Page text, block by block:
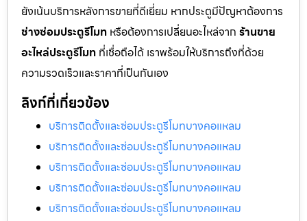
ยังเน้นบริการหลังการขายที่ดีเยี่ยม หากประตูมีปัญหาต้องการ
ช่างซ่อมประตูรีโมท หรือต้องการเปลี่ยนอะไหล่จาก ร้านขาย
อะไหล่ประตูรีโมท ที่เชื่อถือได้ เราพร้อมให้บริการถึงที่ด้วย
ความรวดเร็วและราคาที่เป็นกันเอง
ลิงก์ที่เกี่ยวข้อง
บริการติดตั้งและซ่อมประตูรีโมทบางคอแหลม
บริการติดตั้งและซ่อมประตูรีโมทบางคอแหลม
บริการติดตั้งและซ่อมประตูรีโมทบางคอแหลม
บริการติดตั้งและซ่อมประตูรีโมทบางคอแหลม
บริการติดตั้งและซ่อมประตูรีโมทบางคอแหลม